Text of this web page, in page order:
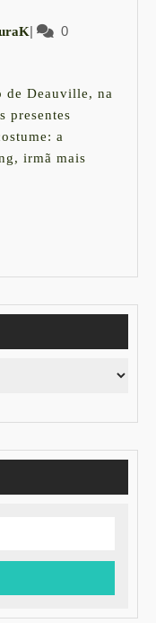
LauraK
|
0
de Deauville, na
presentes
a
irmã mais